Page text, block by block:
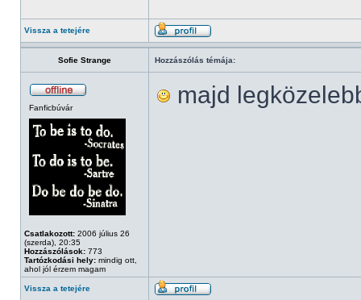
Vissza a tetejére
Sofie Strange Hozzászólás témája:
Fanficbúvár
Csatlakozott: 2006 július 26
(szerda), 20:35
Hozzászólások: 773
Tartózkodási hely: mindig ott,
ahol jól érzem magam
majd
Vissza a tetejére